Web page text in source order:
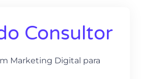
Consultor
Marketing Digital para